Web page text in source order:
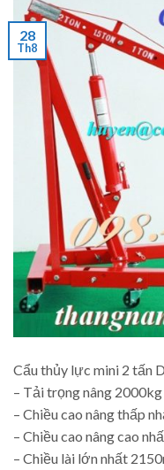
28
Th8
Cẩu thủy lực mini 2 tấn
– Tải trọng nâng 2000kg
– Chiều cao nâng thấp
– Chiều cao nâng cao
– Chiều lài lớn nhất